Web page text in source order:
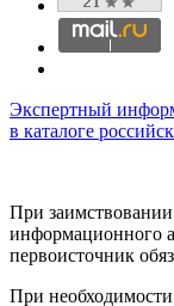
Экспертный
в каталоге
При
информационного
первоисточник
При